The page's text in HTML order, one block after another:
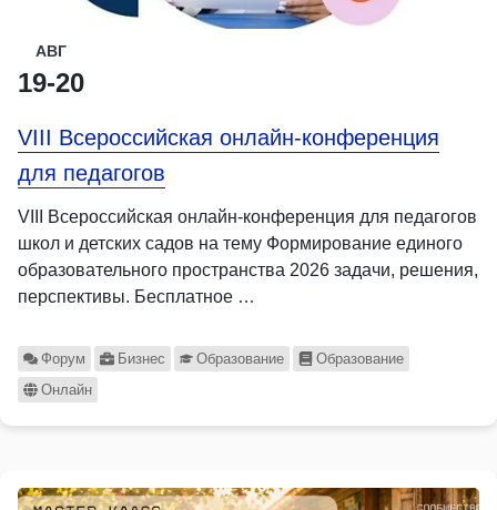
АВГ
19-20
VIII Всероссийская онлайн-конференция
для педагогов
VIII Всероссийская онлайн-конференция для педагогов
школ и детских садов на тему Формирование единого
образовательного пространства 2026 задачи, решения,
перспективы. Бесплатное …
Форум Бизнес Образование
Образование
Онлайн